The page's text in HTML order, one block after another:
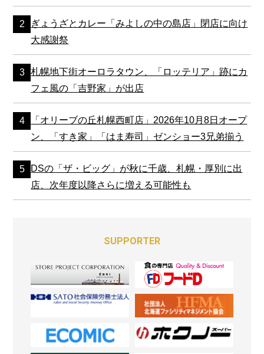
ぎょうざとカレー「みよしの中の島店」閉店に向け
大感謝祭
札幌地下街オーロラタウン、「ロッテリア」跡にカ
フェ風の「吉野家」が出店
「オリーブの丘札幌西町店」2026年10月8日オープ
ン、「すき家」「はま寿司」ゼンショー3兄弟揃う
DSの「ザ・ビッグ」が秋に千歳、札幌・厚別に出
店、次年度以降さらに増える可能性も
SUPPORTER